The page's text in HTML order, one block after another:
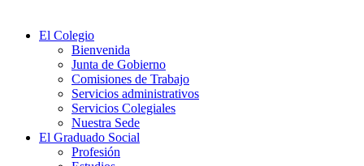
El Colegio
Bienvenida
Junta de Gobierno
Comisiones de Trabajo
Servicios administrativos
Servicios Colegiales
Nuestra Sede
El Graduado Social
Profesión